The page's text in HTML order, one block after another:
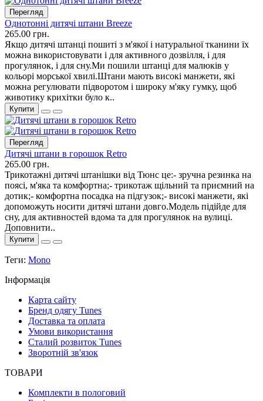
Перегляд
Однотонні дитячі штани Breeze
265.00 грн.
Якщо дитячі штанці пошиті з м'якої і натуральної тканини їх
можна використовувати і для активного дозвілля, і для
прогулянок, і для сну.Ми пошили штанці для малюків у
кольорі морської хвилі.Штани мають високі манжети, які
можна регулювати підворотом і широку м'яку гумку, щоб
животику крихітки було к..
Купити
Перегляд
Дитячі штани в горошок Retro
265.00 грн.
Трикотажні дитячі штанішки від Тюнс це:- зручна резинка на
поясі, м'яка та комфортна;- трикотаж щільний та приємний на
дотик;- комфортна посадка на підгузок;- високі манжети, які
допоможуть носити дитячі штани довго.Модель підійде для
сну, для активностей вдома та для прогулянок на вулиці.
Доповнити..
Купити
Теги: Mono
Інформація
Карта сайту
Бренд одягу Tunes
Доставка та оплата
Умови використання
Сталий розвиток Tunes
Зворотній зв'язок
ТОВАРИ
Комплекти в пологовий